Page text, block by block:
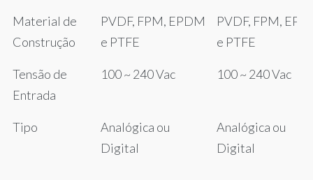
Material de
Construção
PVDF, FPM, EPDM
e PTFE
PVDF, FPM,
e PTFE
Tensão de
Entrada
100 ~ 240 Vac 100 ~ 240 Vac
Tipo
Analógica ou
Digital
Analógica ou
Digital